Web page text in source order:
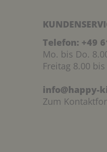
Telefon: +49
Mo. bis Do.
Freitag 8.00
info@happy-
Zum